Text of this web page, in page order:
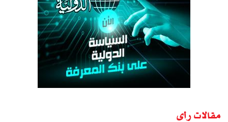
مقالات رأى